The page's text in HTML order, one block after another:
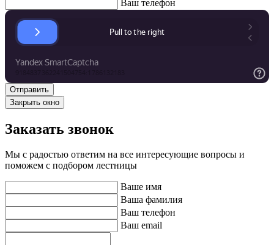
Ваш телефон
Закрыть окно
Заказать звонок
Мы с радостью ответим на все интересующие вопросы и
поможем с подбором лестницы
Ваше имя
Ваша фамилия
Ваш телефон
Ваш email